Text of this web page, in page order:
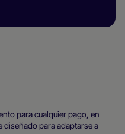
para cualquier pago, en
diseñado para adaptarse a